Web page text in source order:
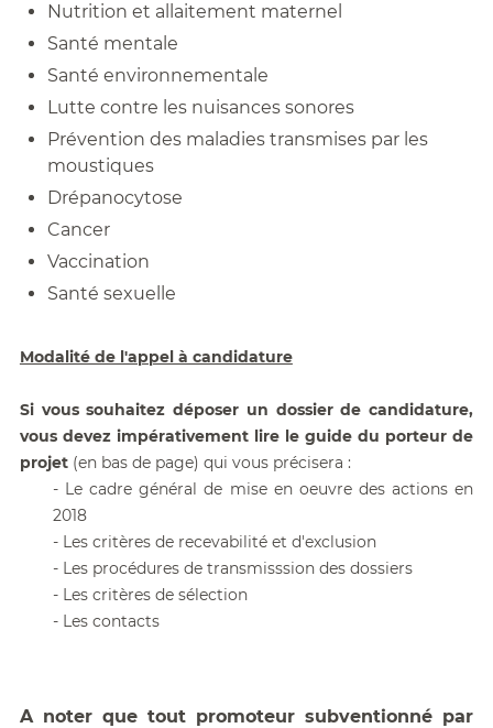
Nutrition et allaitement maternel
Santé mentale
Santé environnementale
Lutte contre les nuisances sonores
Prévention des maladies transmises par les
moustiques
Drépanocytose
Cancer
Vaccination
Santé sexuelle
Modalité de l'appel à candidature
Si vous souhaitez déposer un dossier de candidature,
vous devez impérativement lire le guide du porteur de
projet(en bas de page) qui vous précisera :
- Le cadre général de mise en oeuvre des actions en
2018
- Les critères de recevabilité et d'exclusion
- Les procédures de transmisssion des dossiers
- Les critères de sélection
- Les contacts
A noter que tout promoteur subventionné par